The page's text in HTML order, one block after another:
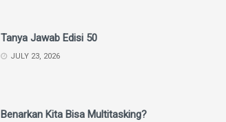
Tanya Jawab Edisi 50
JULY 23, 2026
Benarkan Kita Bisa Multitasking?